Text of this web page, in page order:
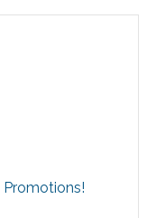
Promotions!